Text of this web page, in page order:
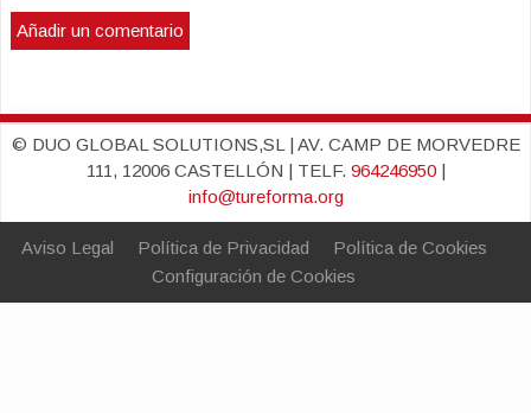
© DUO GLOBAL SOLUTIONS,SL | AV. CAMP DE MORVEDRE
111, 12006 CASTELLÓN | TELF. 964246950|
info@tureforma.org
Aviso Legal Política de Privacidad
Política de Cookies
Configuración de Cookies